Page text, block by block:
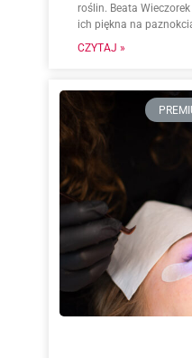
roślin. Beata
ich piękna na
CZYTAJ »